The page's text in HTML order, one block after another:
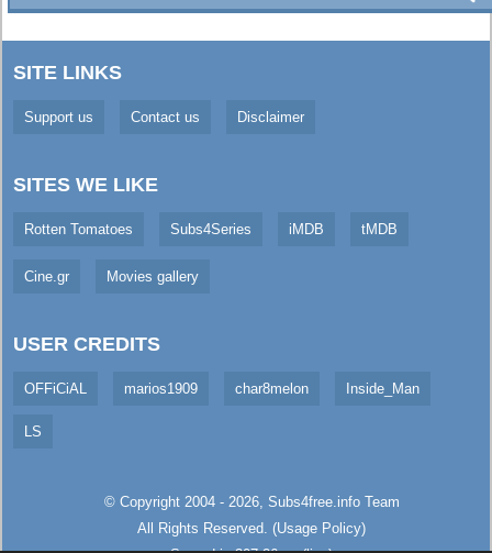
SITE LINKS
Support us Contact us Disclaimer
SITES WE LIKE
Rotten Tomatoes Subs4Series iMDB tMDB
Cine.gr Movies gallery
USER CREDITS
OFFiCiAL marios1909 char8melon Inside_Man
LS
© Copyright 2004 - 2026, Subs4free.infoTeam
All Rights Reserved. (Usage Policy)